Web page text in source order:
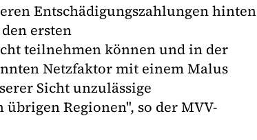
Entschädigungszahlungen hinten
ersten
teilnehmen können und in der
Netzfaktor mit einem Malus
Sicht unzulässige
Regionen", so der MVV-